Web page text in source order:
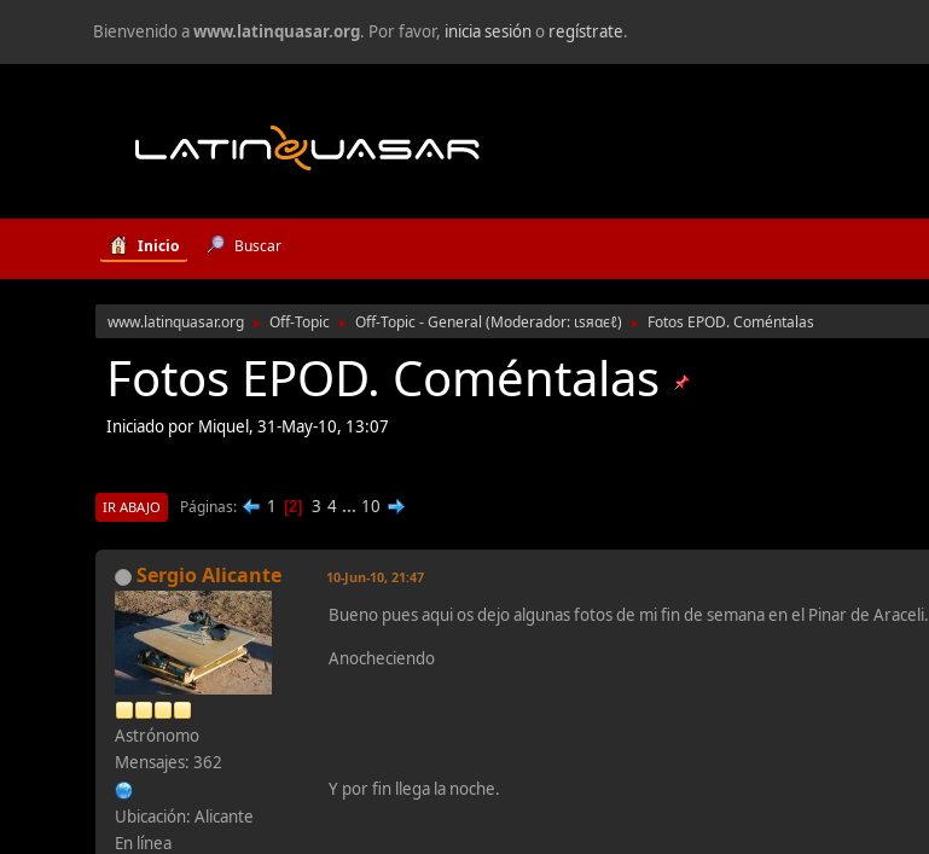
Bienvenido awww.latinquasar.org. Por favor, inicia sesióno regístrate.
Inicio Buscar
www.latinquasar.org ► Off-Topic ► Off-Topic - General (Moderador: ιѕяαєℓ) ► Fotos EPOD. Coméntalas
Fotos EPOD. Coméntalas
Iniciado por Miquel, 31-May-10, 13:07
IR ABAJO Páginas 1 2 3 4 ... 10
Sergio Alicante
Astrónomo
Mensajes: 362
Ubicación: Alicante
En línea
10-Jun-10, 21:47
Bueno pues aqui os dejo algunas fotos de mi fin de semana en el Pinar de Araceli.
Anocheciendo
Y por fin llega la noche.